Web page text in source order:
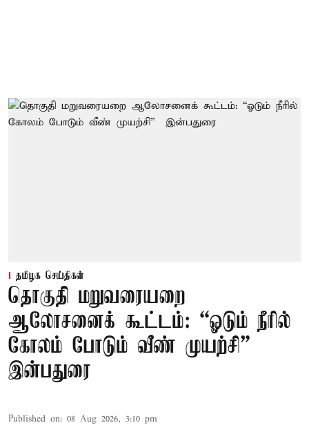
தமிழக செய்திகள்
தொகுதி மறுவரையறை
ஆலோசனைக் கூட்டம்: “ஓடும் நீரில்
கோலம் போடும் வீண் முயற்சி” –
இன்பதுரை
Published on: 08 Aug 2026, 3:10 pm